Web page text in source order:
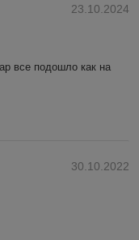
23.10.2024
все подошло как на
30.10.2022